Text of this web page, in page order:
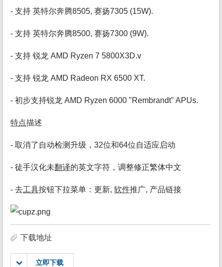
- 支持 英特尔奔腾8505, 赛扬7305 (15W).
- 支持 英特尔奔腾8500, 赛扬7300 (9W).
- 支持 锐龙 AMD Ryzen 7 5800X3D.v
- 支持 锐龙 AMD Radeon RX 6500 XT.
- 初步支持锐龙 AMD Ryzen 6000 "Rembrandt" APUs.
特点描述
- 取消了自动检测升级，32位和64位自适应启动
- 徒手汉化未翻译的英文字符，调整修正繁体中文
- 去工具按钮下拉菜单：更新, 软件推广, 产品链接
下载地址
立即下载